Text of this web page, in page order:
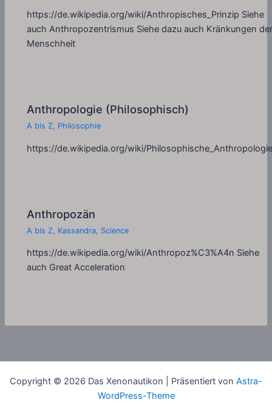
https://de.wikipedia.org/wiki/Anthropisches_Prinzip Siehe
auch Anthropozentrismus Siehe dazu auch Kränkungen
Menschheit
Anthropologie (Philosophisch)
A bis Z, Philosophie
https://de.wikipedia.org/wiki/
Anthropozän
A bis Z, Kassandra, Science
https://de.wikipedia.org/wiki/Anthropoz%C3%A4n Siehe
auch Great Acceleration
Copyright © 2026 Das Xenonautikon | Präsentiert von Astra-
WordPress-Theme